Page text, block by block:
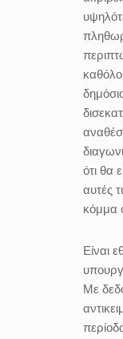
ότι θα
αυτές
κόμμα
Είναι
Με